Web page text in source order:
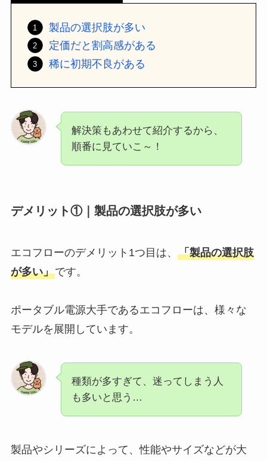
製品の選択肢が多い
定価だと割高感がある
稀に初期不良がある
解決策もあわせて紹介するから、
順番に見ていこ～！
デメリット①｜製品の選択肢が多い
エコフローのデメリット1つ目は、 「製品の選択肢
が多い」です。
ポータブル電源大手であるエコフローは、様々な
モデルを展開しています。
種類が多すぎて、迷ってしまう人
も多いと思う…
製品やシリーズによって、性能やサイズなどが大